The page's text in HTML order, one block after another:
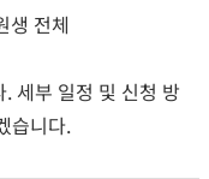
생 전체
세부 일정 및 신청 방
습니다.